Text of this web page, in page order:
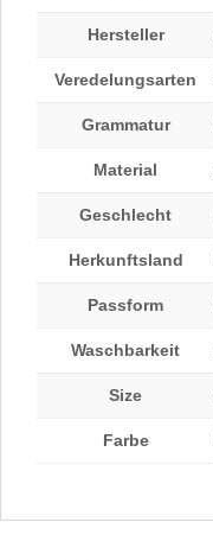
Hersteller
Veredelungsarten
Grammatur
Material
Geschlecht
Herkunftsland
Passform
Waschbarkeit
Size
Farbe